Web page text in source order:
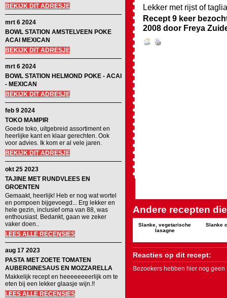
BEKIJK DIT ADRESJE
mrt 6 2024
BOWL STATION AMSTELVEEN POKE
ACAI MEXICAN
BEKIJK DIT ADRESJE
mrt 6 2024
BOWL STATION HELMOND POKE - ACAI
- MEXICAN
BEKIJK DIT ADRESJE
feb 9 2024
TOKO MAMPIR
Goede toko, uitgebreid assortiment en
heerlijke kant en klaar gerechten. Ook
voor advies. Ik kom er al vele jaren.
BEKIJK DIT ADRESJE
okt 25 2023
TAJINE MET RUNDVLEES EN
GROENTEN
Gemaakt, heerlijk! Heb er nog wat wortel
en pompoen bijgevoegd... Erg lekker en
hele gezin, inclusief oma van 88, was
enthousiast. Bedankt, gaan we zeker
vaker doen..
LEES ALLE RECENSIES
aug 17 2023
PASTA MET ZOETE TOMATEN
AUBERGINESAUS EN MOZZARELLA
Makkelijk recept en heeeeeeeerlijk om te
eten bij een lekker glaasje wijn.!!
LEES ALLE RECENSIES
Lekker met rijst of
Recept 9 keer
2008 door Freya
Andere recepten
Slanke, vegetarische
lasagne
Slanke
Reacties op dit recept:
Bezoekers hebben hier nog